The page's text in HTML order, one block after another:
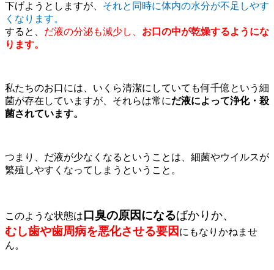
下げようとしますが、 それと同時に体内の水分が不足しやす
くなります。
すると、 だ液の分泌も減少し、 お口の中が乾燥するようにな
ります。
私たちのお口には、いくら清潔にしていても何千億という細
菌が存在していますが、それらは常にだ液によって浄化・殺
菌されています。
つまり、だ液が少なくなるということは、細菌やウイルスが
繁殖しやすくなってしまうということ。
このような状態は 口臭の原因になるばかりか、
むし歯や歯周病を悪化させる要因 にもなりかねませ
ん。